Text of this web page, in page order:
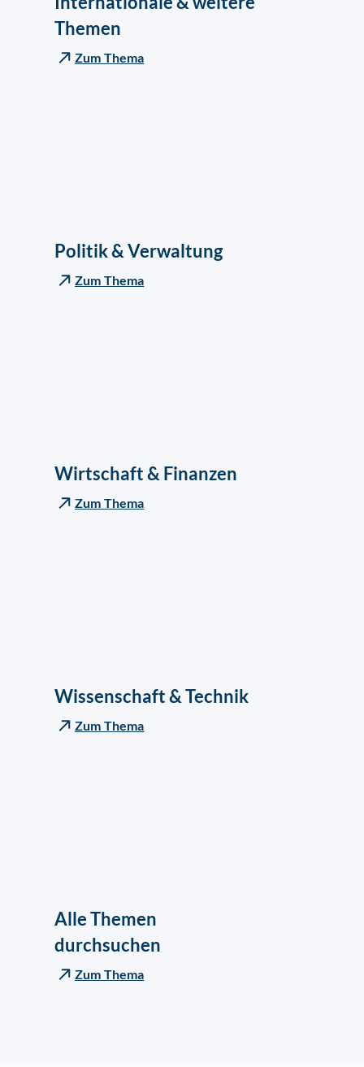
Themen
Zum Thema
Politik & Verwaltung
Zum Thema
Wirtschaft & Finanzen
Zum Thema
Wissenschaft & Technik
Zum Thema
Alle Themen
durchsuchen
Zum Thema